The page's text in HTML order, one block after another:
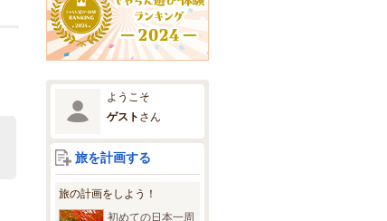
ようこそ
ゲスト さん
旅を計画する
旅の計画をしよう！
初めての日本一周